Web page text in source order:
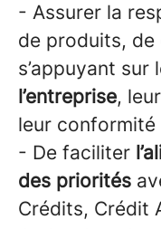
- Assurer la
de produits,
s’appuyant sur
l’entreprise,
leur
- De faciliter
des priorités
Crédits, Crédit